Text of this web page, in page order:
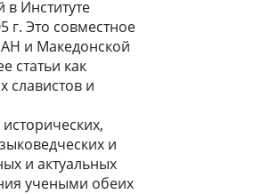
Институте
г. Это совместное
и Македонской
статьи как
славистов и
и
и актуальных
учеными обеих